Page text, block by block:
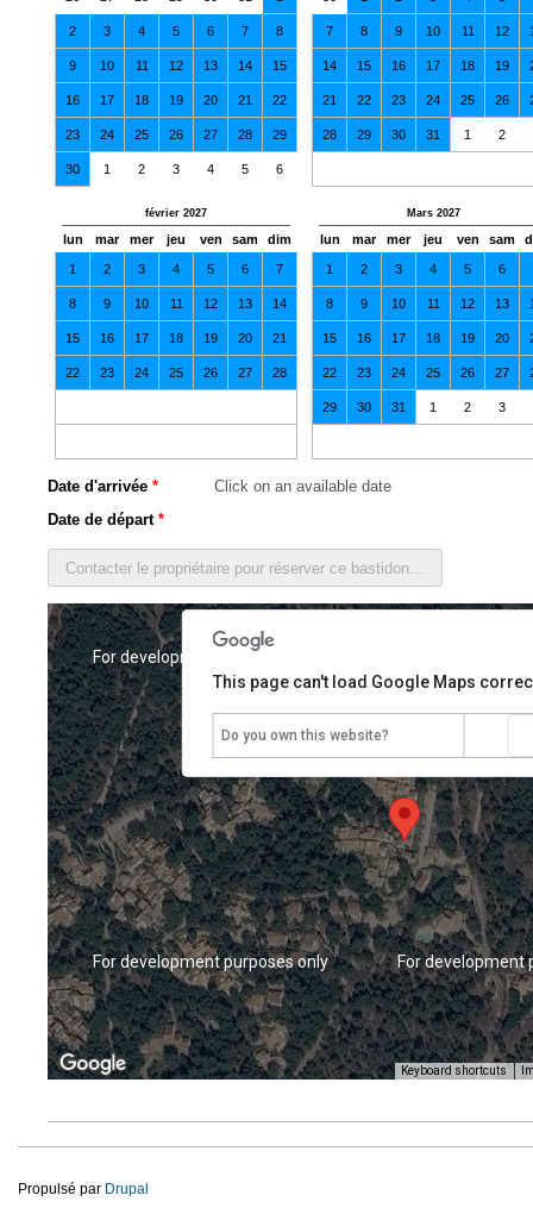
2 3 4 5 6 7 8
9 10 11 12 13 14 15
16 17 18 19 20 21 22
23 24 25 26 27 28 29
30 1 2 3 4 5 6
7 8 9 10 11 12
14 15 16 17 18 19
21 22 23 24 25 26
28 29 30 31 1 2
février 2027
lun mar mer jeu ven sam dim
1 2 3 4 5 6 7
8 9 10 11 12 13 14
15 16 17 18 19 20 21
22 23 24 25 26 27 28
Mars 2027
lun mar mer jeu ven sam
1 2 3 4 5 6
8 9 10 11 12 13
15 16 17 18 19 20
22 23 24 25 26 27
29 30 31 1 2 3
Date d'arrivée *
Date de départ *
For development
For development purposes only
For development purposes only
Keyboard shortcuts
This page can't load Google Maps
Do you own this website?
Propulsé par Drupal